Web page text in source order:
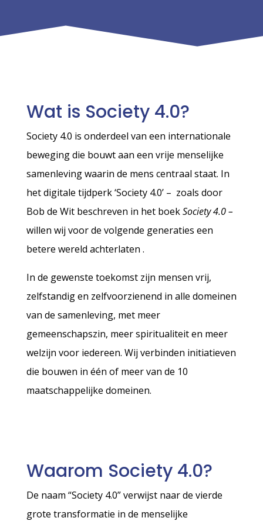
Wat is Society 4.0?
Society 4.0 is onderdeel van een internationale
beweging die bouwt aan een vrije menselijke
samenleving waarin de mens centraal staat. In
het digitale tijdperk ‘Society 4.0’ – zoals door
Bob de Wit beschreven in het boekSociety 4.0 –
willen wij voor de volgende generaties een
betere wereld achterlaten .
In de gewenste toekomst zijn mensen vrij,
zelfstandig en zelfvoorzienend in alle domeinen
van de samenleving, met meer
gemeenschapszin, meer spiritualiteit en meer
welzijn voor iedereen. Wij verbinden initiatieven
die bouwen in één of meer van de 10
maatschappelijke domeinen.
Waarom Society 4.0?
De naam “Society 4.0” verwijst naar de vierde
grote transformatie in de menselijke